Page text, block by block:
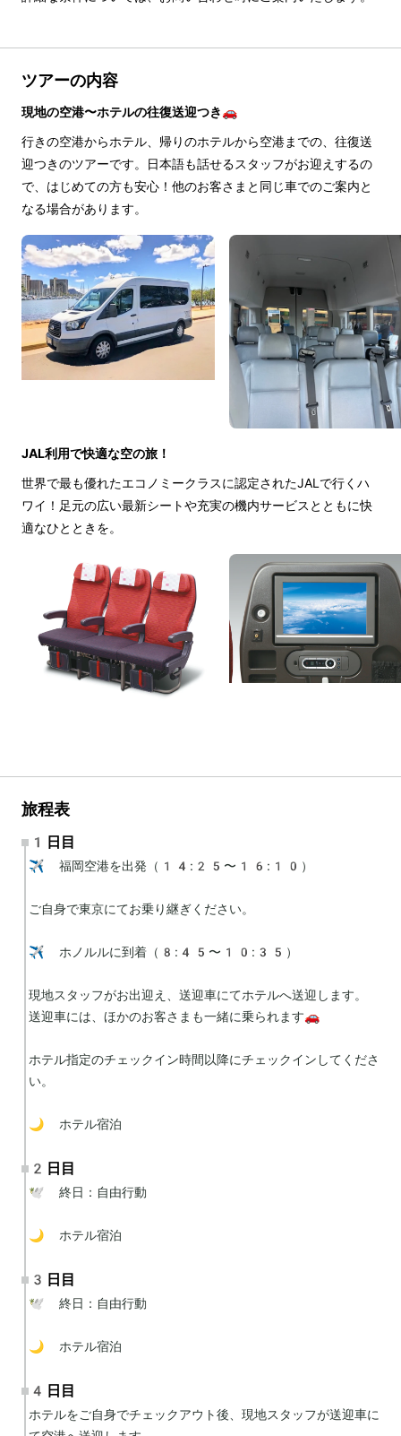
ツアーの内容
現地の空港〜ホテルの往復送迎つき🚗
行きの空港からホテル、帰りのホテルから空港までの、往復送
迎つきのツアーです。日本語も話せるスタッフがお迎えするの
で、はじめての方も安心！他のお客さまと同じ車でのご案内と
なる場合があります。
JAL利用で快適な空の旅！
世界で最も優れたエコノミークラスに認定されたJALで行くハ
ワイ！足元の広い最新シートや充実の機内サービスとともに快
適なひとときを。
旅程表
1日目
✈️ 福岡空港を出発（14:25〜16:10）
ご自身で東京にてお乗り継ぎください。
✈️ ホノルルに到着（8:45〜10:35）
現地スタッフがお出迎え、送迎車にてホテルへ送迎します。
送迎車には、ほかのお客さまも一緒に乗られます🚗
ホテル指定のチェックイン時間以降にチェックインしてくださ
い。
🌙 ホテル宿泊
2日目
🕊 終日：自由行動
🌙 ホテル宿泊
3日目
🕊 終日：自由行動
🌙 ホテル宿泊
4日目
ホテルをご自身でチェックアウト後、現地スタッフが送迎車に